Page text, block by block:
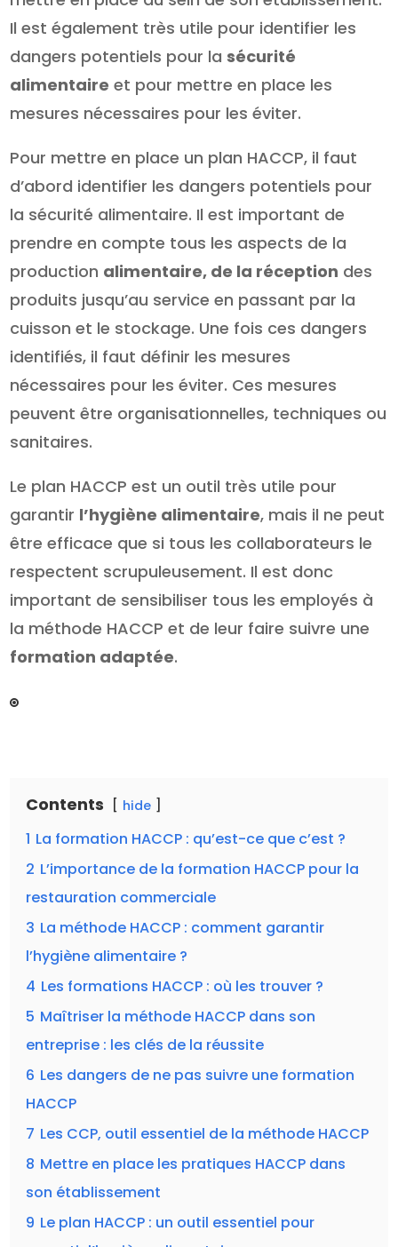
Il est également très utile pour identifier les
dangers potentiels pour lasécurité
alimentaire et pour mettre en place les
mesures nécessaires pour les éviter.
Pour mettre en place un plan HACCP, il faut
d’abord identifier les dangers potentiels pour
la sécurité alimentaire. Il est important de
prendre en compte tous les aspects de la
production alimentaire, de la réception des
produits jusqu’au service en passant par la
cuisson et le stockage. Une fois ces dangers
identifiés, il faut définir les mesures
nécessaires pour les éviter. Ces mesures
peuvent être organisationnelles, techniques ou
sanitaires.
Le plan HACCP est un outil très utile pour
garantir l’hygiène alimentaire, mais il ne peut
être efficace que si tous les collaborateurs le
respectent scrupuleusement. Il est donc
important de sensibiliser tous les employés à
la méthode HACCP et de leur faire suivre une
formation adaptée.
Contents hide
1 La formation HACCP : qu’est-ce que c’est ?
2 L’importance de la formation HACCP pour la
restauration commerciale
3 La méthode HACCP : comment garantir
l’hygiène alimentaire ?
4 Les formations HACCP : où les trouver ?
5 Maîtriser la méthode HACCP dans son
entreprise : les clés de la réussite
6 Les dangers de ne pas suivre une formation
HACCP
7 Les CCP, outil essentiel de la méthode HACCP
8 Mettre en place les pratiques HACCP dans
son établissement
9 Le plan HACCP : un outil essentiel pour